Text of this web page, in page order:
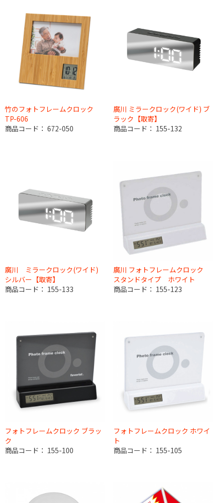
竹のフォトフレームクロック
TP-606
商品コード： 672-050
廣川 ミラークロック(ワイド) ブ
ラック【取寄】
商品コード： 155-132
廣川 ミラークロック(ワイド)
シルバー【取寄】
商品コード： 155-133
廣川 フォトフレームクロック
スタンドタイプ ホワイト
商品コード： 155-123
フォトフレームクロック ブラッ
ク
商品コード： 155-100
フォトフレームクロック ホワイ
ト
商品コード： 155-105